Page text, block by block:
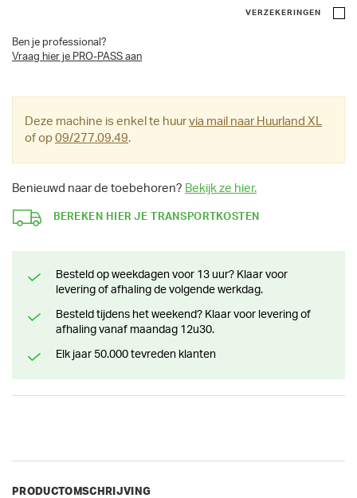
VERZEKERINGEN
Ben je professional?
Vraag hier je PRO-PASS aan
Deze machine is enkel te huurvia mail naar Huurland XL
of op 09/277.09.49.
Benieuwd naar de toebehoren? Bekijk ze hier.
BEREKEN HIER JE TRANSPORTKOSTEN
Besteld op weekdagen voor 13 uur? Klaar voor
levering of afhaling de volgende werkdag.
Besteld tijdens het weekend? Klaar voor levering of
afhaling vanaf maandag 12u30.
Elk jaar 50.000 tevreden klanten
PRODUCTOMSCHRIJVING